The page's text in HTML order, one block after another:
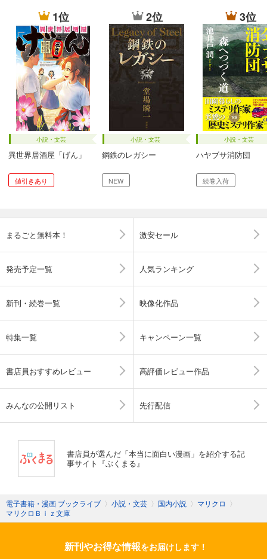
1位
小説・文芸
異世界居酒屋「げん」
値引きあり
2位
小説・文芸
鋼鉄のレガシー
NEW
3位
小説・文芸
ハヤブサ消防団
続巻入荷
まるごと無料本！ 激安セール
発売予定一覧 人気ランキング
新刊・続巻一覧 映像化作品
特集一覧 キャンペーン一覧
書店員おすすめレビュー 高評価レビュー作品
みんなの公開リスト 先行配信
書店員が選んだ「本当に面白い漫画」を紹介する記
事サイト『ぶくまる』
電子書籍・漫画 ブックライブ 〉 小説・文芸 〉 国内小説 〉 マリクロ 〉
マリクロＢｉｚ文庫
新刊やお得な情報をお届けします！